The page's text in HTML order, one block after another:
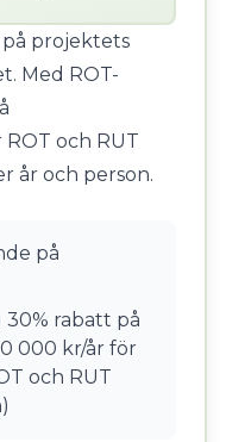
projektets
Med ROT-
och RUT
år och person.
på
30% rabatt på
000 kr/år för
och RUT